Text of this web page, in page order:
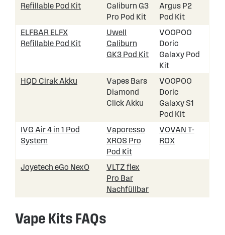
Refillable Pod Kit
Caliburn G3
Pro Pod Kit
Argus P2
Pod Kit
ELFBAR ELFX
Refillable Pod Kit
Uwell
Caliburn
GK3 Pod Kit
VOOPOO
Doric
Galaxy Pod
Kit
HQD Cirak Akku
Vapes Bars
Diamond
Click Akku
VOOPOO
Doric
Galaxy S1
Pod Kit
IVG Air 4 in 1 Pod
System
Vaporesso
XROS Pro
Pod Kit
VOVAN T-
ROX
Joyetech eGo NexO
VLTZ flex
Pro Bar
Nachfüllbar
Vape Kits FAQs